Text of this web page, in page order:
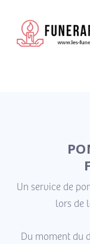
Un service de
lors de
Du moment du